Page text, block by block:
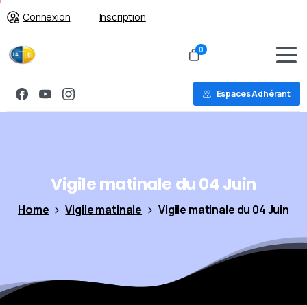
Connexion Inscription
0
Espaces Adhérant
Vigilematinale du04Juin
Home Vigile matinale Vigile matinale du 04 Juin